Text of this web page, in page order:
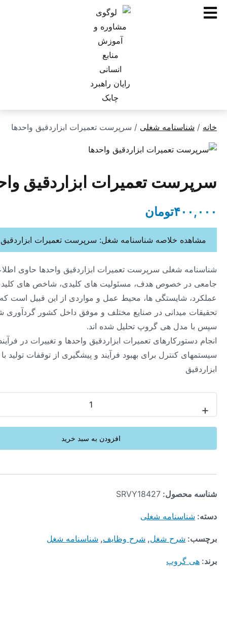
شغلی/ سرپرست تعمیرات ابزاردقیق واحدها
تعمیرات ابزاردقیق واحدها
تومان
شغلی سرپرست تعمیرات ابزاردقیق واحدها حاوی اطلاعات
خصوص هدف، مسئولیت های کلیدی، شاخص های کلیدی
شایستگی ها، محیط عمل و مواردی از این قبیل است که از
میدانی در صنایع مختلف و موفق داخل کشور گردآوری شده و
هی گروپ تحلیل شده اند.
تعمیرات ابزاردقیق واحدها و تغییرات در فرآیند و
کنترل برای بهبود فرآیند و پیشگیری از توقفات تولید با منشاء
خلاصه شناسنامه شغل: سرپرست تعمیرات ابزاردقیق واحدها
افزودن به سبد خرید
محصول:SRVY18427
شغلی
شرح شغل ,شرح وظایف, شناسنامه شغل
گروپ